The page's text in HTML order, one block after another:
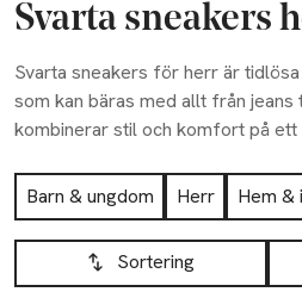
Svarta sneakers
Svarta sneakers för herr är
som kan bäras med allt från jeans
kombinerar stil och komfort på
skogarderob.
Hoppa till produktsidan
Barn & ungdom Herr Hem &
Hoppa till produktsidan
Sortering
Lista över produkter